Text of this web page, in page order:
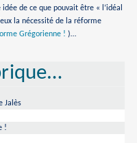
de ce que pouvait être « l’idéal
la nécessité de la réforme
Grégorienne ! )…
Jalès
!